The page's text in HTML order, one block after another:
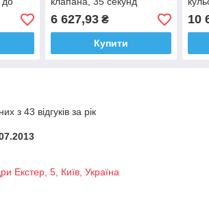
6 627,93₴
Купити
10
з 43 відгуків за рік
Екстер, 5, Київ, Україна